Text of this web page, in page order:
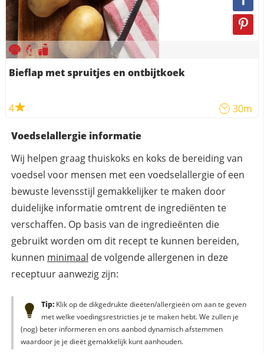
Bieflap met spruitjes en ontbijtkoek
4 30m
Voedselallergie informatie
Wij helpen graag thuiskoks en koks de bereiding van
voedsel voor mensen met een voedselallergie of een
bewuste levensstijl gemakkelijker te maken door
duidelijke informatie omtrent de ingrediënten te
verschaffen. Op basis van de ingredieënten die
gebruikt worden om dit recept te kunnen bereiden,
kunnen minimaal de volgende allergenen in deze
receptuur aanwezig zijn:
Tip:Klik op de dikgedrukte dieëten/allergieën om aan te geven
met welke voedingsrestricties je te maken hebt. We zullen je
(nog) beter informeren en ons aanbod dynamisch afstemmen
waardoor je je dieët gemakkelijk kunt aanhouden.